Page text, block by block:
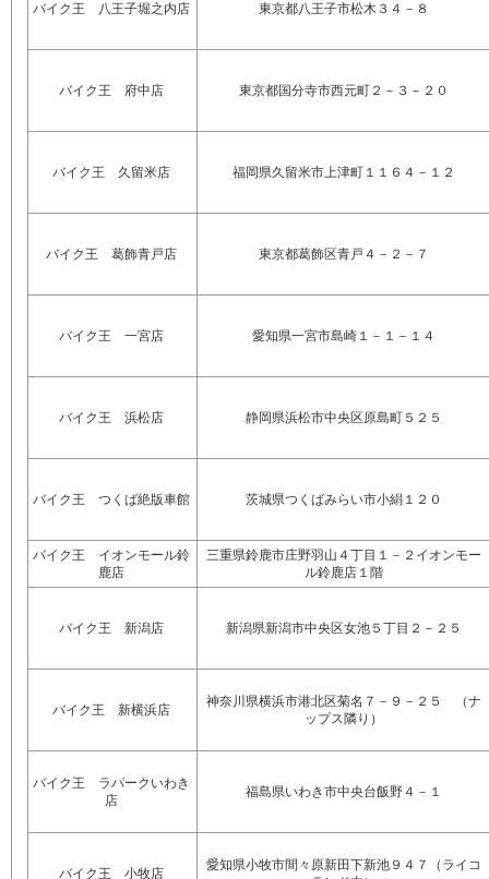
バイク王 八王子堀之内店 東京都八王子市松木３４－８
バイク王 府中店 東京都国分寺市西元町２－３－２０
バイク王 久留米店 福岡県久留米市上津町１１６４－１２
バイク王 葛飾青戸店 東京都葛飾区青戸４－２－７
バイク王 一宮店 愛知県一宮市島崎１－１－１４
バイク王 浜松店 静岡県浜松市中央区原島町５２５
バイク王 つくば絶版車館 茨城県つくばみらい市小絹１２０
バイク王 イオンモール鈴
鹿店
三重県鈴鹿市庄野羽山４丁目１－２イオンモー
ル鈴鹿店１階
バイク王 新潟店 新潟県新潟市中央区女池５丁目２－２５
バイク王 新横浜店
神奈川県横浜市港北区菊名７－９－２５ （ナ
ップス隣り）
バイク王 ラパークいわき
店
福島県いわき市中央台飯野４－１
バイク王 小牧店
愛知県小牧市間々原新田下新池９４７（ライコ